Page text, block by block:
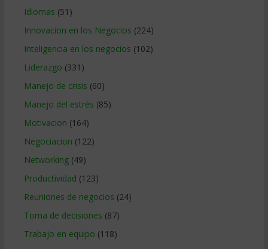
Idiomas (51)
Innovacion en los Negocios (224)
Inteligencia en los negocios (102)
Liderazgo (331)
Manejo de crisis (60)
Manejo del estrés (85)
Motivacion (164)
Negociacion (122)
Networking(49)
Productividad (123)
Reuniones de negocios (24)
Toma de decisiones (87)
Trabajo en equipo (118)